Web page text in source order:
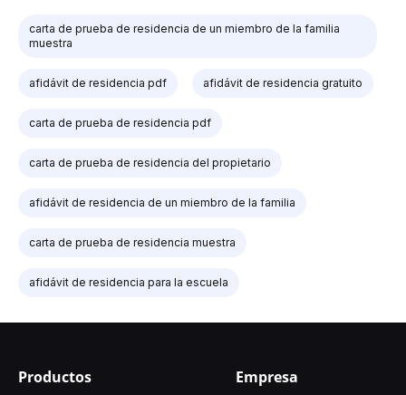
carta de prueba de residencia de un miembro de la familia
muestra
afidávit de residencia pdf afidávit de residencia gratuito
carta de prueba de residencia pdf
carta de prueba de residencia del propietario
afidávit de residencia de un miembro de la familia
carta de prueba de residencia muestra
afidávit de residencia para la escuela
Productos Empresa